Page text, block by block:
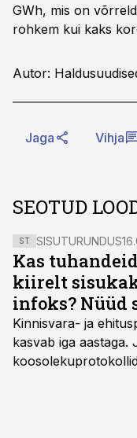
GWh, mis on
rohkem kui kaks
Autor:
Jaga Vihja
SEOTUD
ST SISUTURUNDUS
Kas
kiirelt
infoks? Nüüd
Kinnisvara- ja
kasvab iga aastaga.